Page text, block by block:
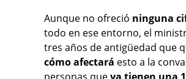
Aunque no ofreció ninguna
todo en ese entorno, el
tres años de antigüedad que
cómo afectará esto a la